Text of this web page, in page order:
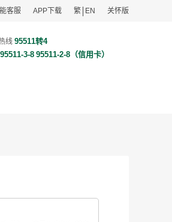
客服 APP下载 繁 EN 关怀版
线 95511转4
95511-3-8 95511-2-8（信用卡）